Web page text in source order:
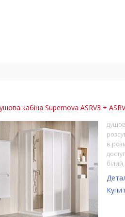
кабіна Supernova ASRV3 +
в